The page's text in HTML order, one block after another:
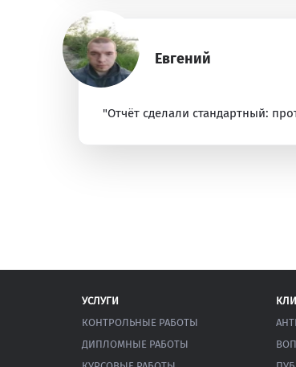
Евгений
"Отчёт сделали стандартный:
УСЛУГИ
КОНТРОЛЬНЫЕ РАБОТЫ
ДИПЛОМНЫЕ РАБОТЫ